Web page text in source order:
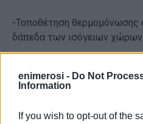
enimerosi - Do Not
Information
If you wish to opt-out of the
-Τοποθέτηση θερμομόνωσης
δάπεδα των ισόγειων χώρων.
-Αντικατάσταση των
οποία θα είναι
ενεργειακούς υαλοπίνακες.